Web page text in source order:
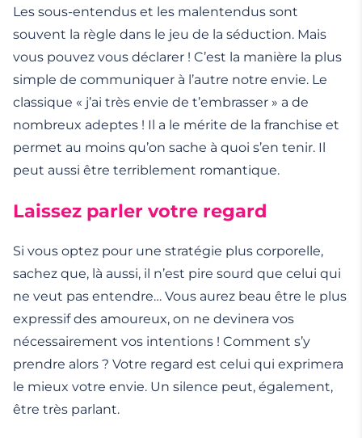
Les sous-entendus et les malentendus sont
souvent la règle dans le jeu de la séduction. Mais
vous pouvez vous déclarer ! C’est la manière la plus
simple de communiquer à l’autre notre envie. Le
classique « j’ai très envie de t’embrasser » a de
nombreux adeptes ! Il a le mérite de la franchise et
permet au moins qu’on sache à quoi s’en tenir. Il
peut aussi être terriblement romantique.
Laissez parler votre regard
Si vous optez pour une stratégie plus corporelle,
sachez que, là aussi, il n’est pire sourd que celui qui
ne veut pas entendre… Vous aurez beau être le plus
expressif des amoureux, on ne devinera vos
nécessairement vos intentions ! Comment s’y
prendre alors ? Votre regard est celui qui exprimera
le mieux votre envie. Un silence peut, également,
être très parlant.